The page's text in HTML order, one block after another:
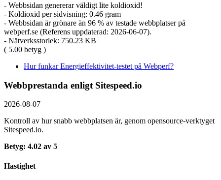
- Webbsidan genererar väldigt lite koldioxid!
- Koldioxid per sidvisning: 0.46 gram
- Webbsidan är grönare än 96 % av testade webbplatser på
webperf.se (Referens uppdaterad: 2026-06-07).
- Nätverksstorlek: 750.23 KB
( 5.00 betyg )
Hur funkar Energieffektivitet-testet på Webperf?
Webbprestanda enligt Sitespeed.io
2026-08-07
Kontroll av hur snabb webbplatsen är, genom opensource-verktyget
Sitespeed.io.
Betyg: 4.02 av 5
Hastighet